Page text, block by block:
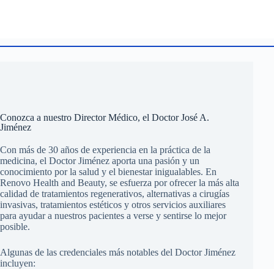
Conozca a nuestro Director Médico, el Doctor José A.
Jiménez
Con más de 30 años de experiencia en la práctica de la
medicina, el Doctor Jiménez aporta una pasión y un
conocimiento por la salud y el bienestar inigualables. En
Renovo Health and Beauty, se esfuerza por ofrecer la más alta
calidad de tratamientos regenerativos, alternativas a cirugías
invasivas, tratamientos estéticos y otros servicios auxiliares
para ayudar a nuestros pacientes a verse y sentirse lo mejor
posible.
Algunas de las credenciales más notables del Doctor Jiménez
incluyen: